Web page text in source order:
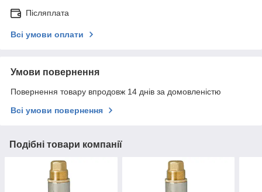
Післяплата
Всі умови оплати
Умови повернення
Повернення товару впродовж 14 днів за домовленістю
Всі умови повернення
Подібні товари компанії